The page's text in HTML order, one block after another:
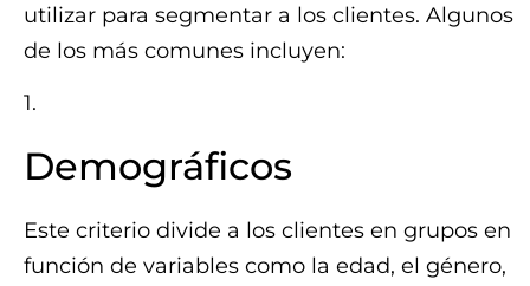
utilizar para segmentar a los clientes. Algunos
de los más comunes incluyen:
1.
Demográficos
Este criterio divide a los clientes en grupos en
función de variables como la edad, el género,